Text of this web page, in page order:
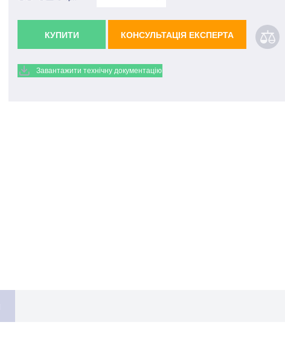
КУПИТИ КОНСУЛЬТАЦІЯ ЕКСПЕРТА
Завантажити технічну документацію